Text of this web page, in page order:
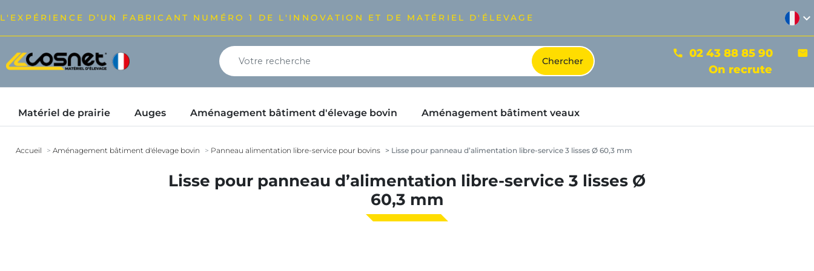
L'EXPÉRIENCE D’UN FABRICANT NUMÉRO 1 DE L'INNOVATION ET DE MATÉRIEL D'ÉLEVAGE expand_more
phone 02 43 88 85 90 mail
On recrute
Matériel de prairie Auges Aménagement bâtiment d'élevage bovin Aménagement bâtiment veaux
Accueil Aménagement bâtiment d'élevage bovin Panneau alimentation libre-service pour bovins Lisse pour panneau d’alimentation libre-service 3 lisses Ø 60,3 mm
Lisse pour panneau d’alimentation libre-service 3 lisses Ø
60,3 mm